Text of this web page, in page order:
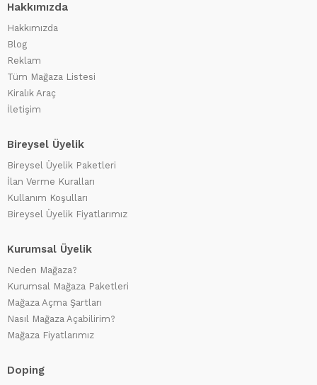
Hakkımızda
Hakkımızda
Blog
Reklam
Tüm Mağaza Listesi
Kiralık Araç
İletişim
Bireysel Üyelik
Bireysel Üyelik Paketleri
İlan Verme Kuralları
Kullanım Koşulları
Bireysel Üyelik Fiyatlarımız
Kurumsal Üyelik
Neden Mağaza?
Kurumsal Mağaza Paketleri
Mağaza Açma Şartları
Nasıl Mağaza Açabilirim?
Mağaza Fiyatlarımız
Doping